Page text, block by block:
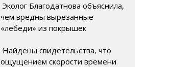
Эколог Благодатнова объяснила,
чем вредны вырезанные
«лебеди» из покрышек
Найдены свидетельства, что
ощущением скорости времени